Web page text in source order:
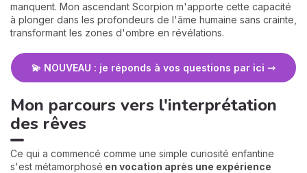
manquent. Mon ascendant Scorpion m'apporte cette capacité
à plonger dans les profondeurs de l'âme humaine sans crainte,
transformant les zones d'ombre en révélations.
💫 NOUVEAU : je réponds à vos questions par ici
Mon parcours vers l'interprétation
des rêves
Ce qui a commencé comme une simple curiosité enfantine
s'est métamorphosé en vocation après une expérience